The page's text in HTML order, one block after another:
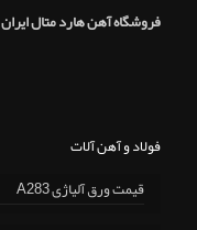
فروشگاه آهن هارد متال ایران
فولاد و آهن آلات
قیمت ورق آلیاژی A283